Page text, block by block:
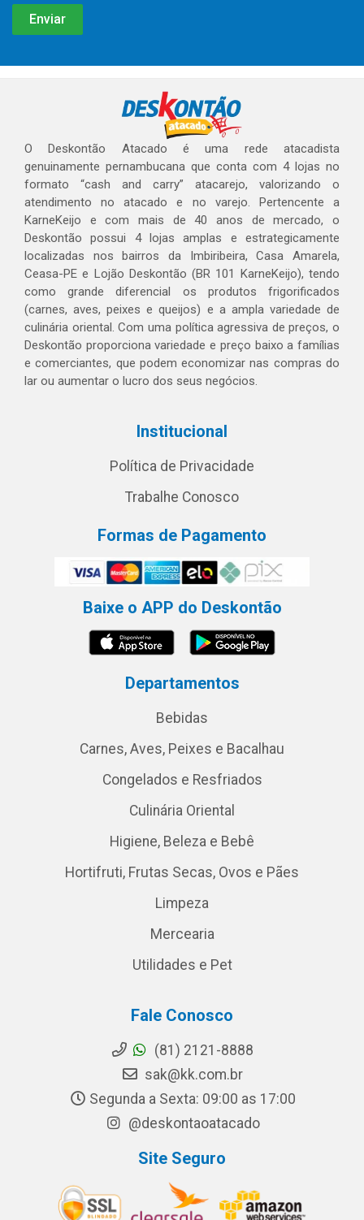
O Deskontão Atacado é uma rede atacadista
genuinamente pernambucana que conta com 4 lojas no
formato “cash and carry” atacarejo, valorizando o
atendimento no atacado e no varejo. Pertencente a
KarneKeijo e com mais de 40 anos de mercado, o
Deskontão possui 4 lojas amplas e estrategicamente
localizadas nos bairros da Imbiribeira, Casa Amarela,
Ceasa-PE e Lojão Deskontão (BR 101 KarneKeijo), tendo
como grande diferencial os produtos frigorificados
(carnes, aves, peixes e queijos) e a ampla variedade de
culinária oriental. Com uma política agressiva de preços, o
Deskontão proporciona variedade e preço baixo a famílias
e comerciantes, que podem economizar nas compras do
lar ou aumentar o lucro dos seus negócios.
Institucional
Política de Privacidade
Trabalhe Conosco
Formas de Pagamento
Baixe o APP do Deskontão
Departamentos
Bebidas
Carnes, Aves, Peixes e Bacalhau
Congelados e Resfriados
Culinária Oriental
Higiene, Beleza e Bebê
Hortifruti, Frutas Secas, Ovos e Pães
Limpeza
Mercearia
Utilidades e Pet
Fale Conosco
(81) 2121-8888
sak@kk.com.br
Segunda a Sexta: 09:00 as 17:00
@deskontaoatacado
Site Seguro